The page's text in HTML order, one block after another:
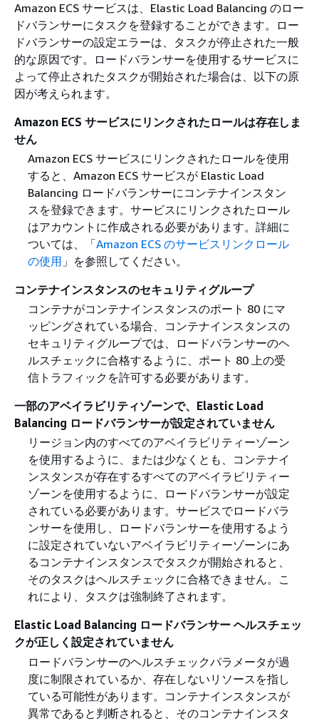
Amazon ECS サービスは、Elastic Load Balancing のロー
ドバランサーにタスクを登録することができます。ロー
ドバランサーの設定エラーは、タスクが停止された一般
的な原因です。ロードバランサーを使用するサービスに
よって停止されたタスクが開始された場合は、以下の原
因が考えられます。
Amazon ECS サービスにリンクされたロールは存在しま
せん
Amazon ECS サービスにリンクされたロールを使用
すると、Amazon ECS サービスが Elastic Load
Balancing ロードバランサーにコンテナインスタン
スを登録できます。サービスにリンクされたロール
はアカウントに作成される必要があります。詳細に
ついては、「Amazon ECS のサービスリンクロール
の使用 」を参照してください。
コンテナインスタンスのセキュリティグループ
コンテナがコンテナインスタンスのポート 80 にマ
ッピングされている場合、コンテナインスタンスの
セキュリティグループでは、ロードバランサーのヘ
ルスチェックに合格するように、ポート 80 上の受
信トラフィックを許可する必要があります。
一部のアベイラビリティゾーンで、Elastic Load
Balancing ロードバランサーが設定されていません
リージョン内のすべてのアベイラビリティーゾーン
を使用するように、または少なくとも、コンテナイ
ンスタンスが存在するすべてのアベイラビリティー
ゾーンを使用するように、ロードバランサーが設定
されている必要があります。サービスでロードバラ
ンサーを使用し、ロードバランサーを使用するよう
に設定されていないアベイラビリティーゾーンにあ
るコンテナインスタンスでタスクが開始されると、
そのタスクはヘルスチェックに合格できません。こ
れにより、タスクは強制終了されます。
Elastic Load Balancing ロードバランサー ヘルスチェッ
クが正しく設定されていません
ロードバランサーのヘルスチェックパラメータが過
度に制限されているか、存在しないリソースを指し
ている可能性があります。コンテナインスタンスが
異常であると判断されると、そのコンテナインスタ